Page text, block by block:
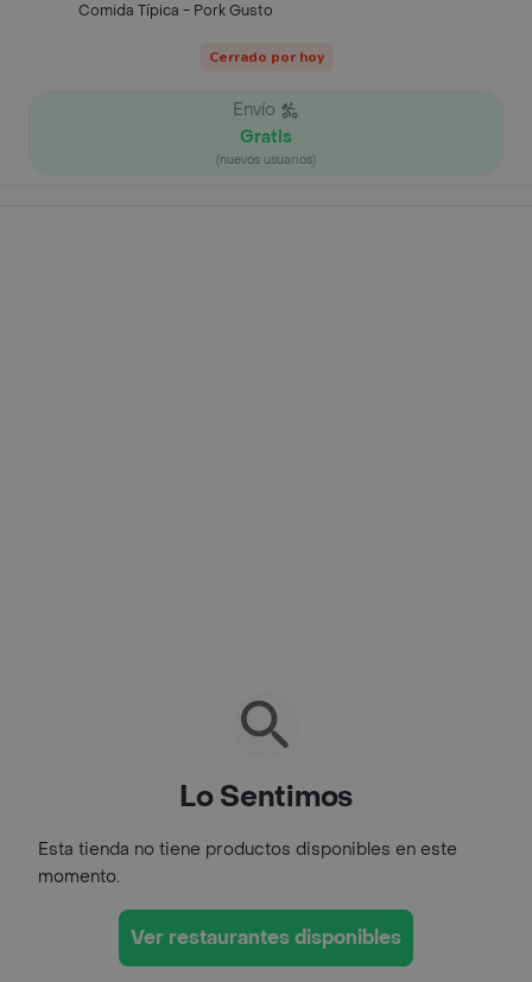
Comida Típica - Pork Gusto
Cerrado por hoy
Envío
Gratis
(nuevos usuarios)
Lo Sentimos
Esta tienda no tiene productos disponibles en este
momento.
Ver restaurantes disponibles